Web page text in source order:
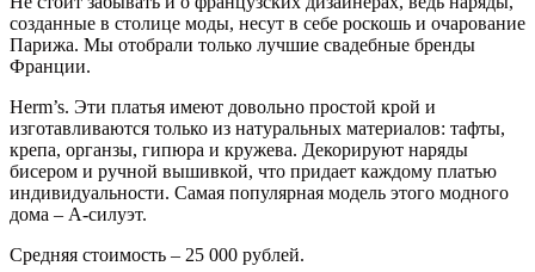
созданные в столице моды, несут в себе роскошь и очарование
Парижа. Мы отобрали только лучшие свадебные бренды
Франции.
Herm’s. Эти платья имеют довольно простой крой и
изготавливаются только из натуральных материалов: тафты,
крепа, органзы, гипюра и кружева. Декорируют наряды
бисером и ручной вышивкой, что придает каждому платью
индивидуальности. Самая популярная модель этого модного
дома – А-силуэт.
Средняя стоимость – 25 000 рублей.